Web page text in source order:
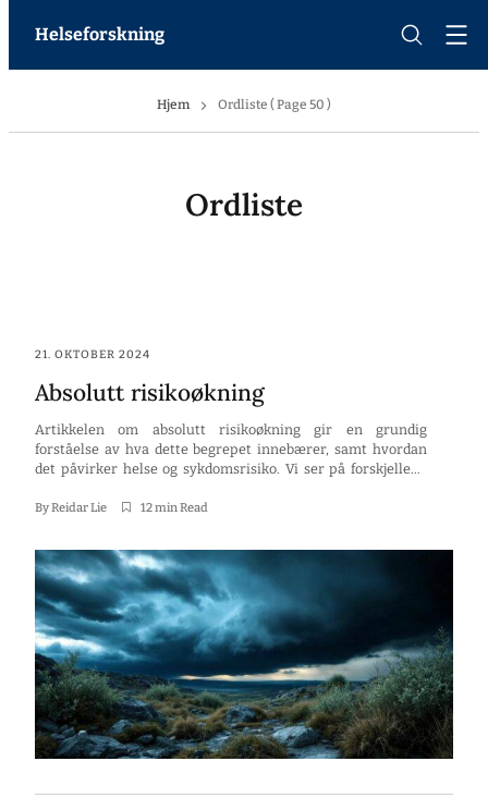
Helseforskning
Hjem Ordliste ( Page 50 )
Ordliste
21. OKTOBER 2024
Absolutt risikoøkning
Artikkelen om absolutt risikoøkning gir en grundig
forståelse av hva dette begrepet innebærer, samt hvordan
det påvirker helse og sykdomsrisiko. Vi ser på forskjellene
det, og hvilke faktorer som spiller inn i ulike sykdommer
Nøkkelpunkter Absolutt risikoøkning viser […]
ByReidar Lie 12 min Read